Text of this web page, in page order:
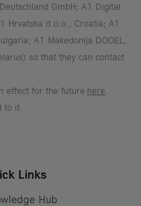
GmbH; A1 Digital
Hrvatska d.o.o., Croatia; A1
A1 Makedonija DOOEL,
so that they can contact
effect for the future here
to it.
Links
Hub